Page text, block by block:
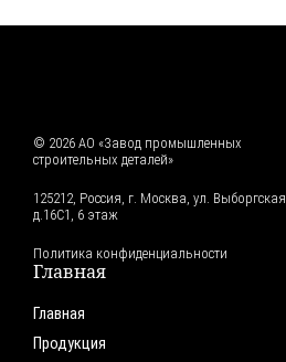
© 2026 АО «Завод промышленных
строительных деталей»
125212, Россия, г. Москва, ул. Выборгская,
д.16С1, 6 этаж
Политика конфиденциальности
Главная
Главная
Продукция